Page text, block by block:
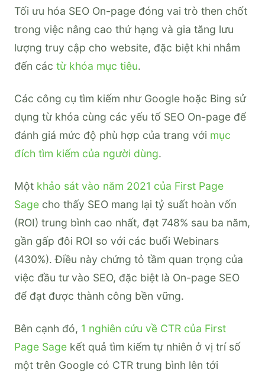
Tối ưu hóa SEO On-page đóng vai trò then chốt
trong việc nâng cao thứ hạng và gia tăng lưu
lượng truy cập cho website, đặc biệt khi nhắm
đến các từ khóa mục tiêu.
Các công cụ tìm kiếm như Google hoặc Bing sử
dụng từ khóa cùng các yếu tố SEO On-page để
đánh giá mức độ phù hợp của trang với mục
đích tìm kiếm của người dùng.
Một khảo sát vào năm 2021 của First Page
Sage cho thấy SEO mang lại tỷ suất hoàn vốn
(ROI) trung bình cao nhất, đạt 748% sau ba năm,
gần gấp đôi ROI so với các buổi Webinars
(430%). Điều này chứng tỏ tầm quan trọng của
việc đầu tư vào SEO, đặc biệt là On-page SEO
để đạt được thành công bền vững.
Bên cạnh đó, 1 nghiên cứu về CTR của First
Page Sage kết quả tìm kiếm tự nhiên ở vị trí số
một trên Google có CTR trung bình lên tới